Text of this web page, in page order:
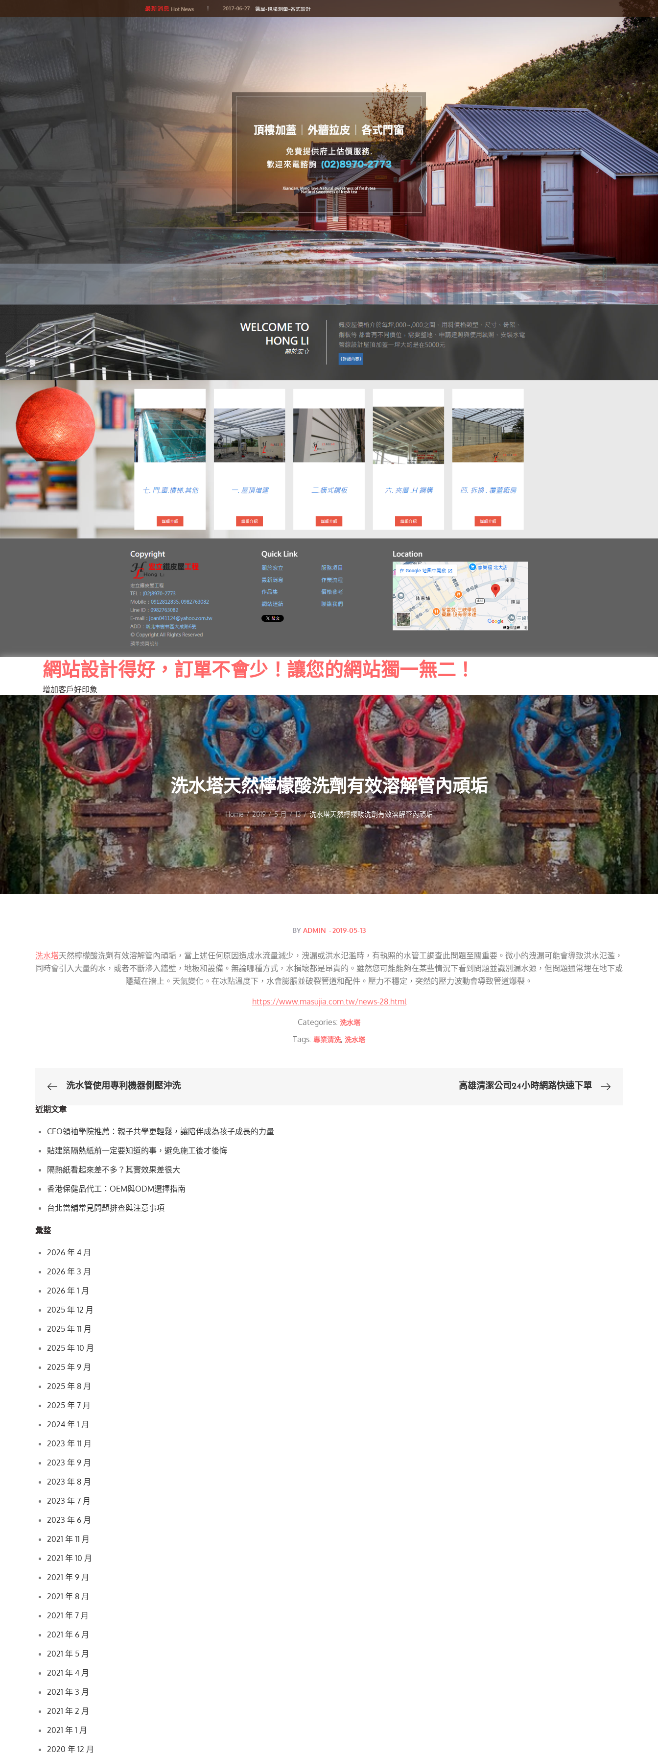
Skip
to
網站設計得好，訂單不會少！讓您的網站獨一無二！
增加客戶好印象
洗水塔天然檸檬酸洗劑有效溶解管內頑垢
Home 2019 5 月 13 洗水塔天然檸檬酸洗劑有效溶解管內頑垢
BY ADMIN Posted
2019-05-13
洗水塔天然檸檬酸洗劑有效溶解管內頑垢‎，當上述任何原因造成水流量減少，洩漏或洪水氾濫時，有執照的水管工調查此問題至關重要。微小的洩漏可能會導致洪水氾濫，
同時會引入大量的水，或者不斷滲入牆壁，地板和設備。無論哪種方式，水損壞都是昂貴的。雖然您可能能夠在某些情況下看到問題並識別漏水源，但問題通常埋在地下或
隱藏在牆上。天氣變化。在冰點溫度下，水會膨脹並破裂管道和配件。壓力不穩定，突然的壓力波動會導致管道爆裂。
https://www.masujia.com.tw/news-28.html
Categories: 洗水塔
Tags: 專業清洗, 洗水塔
文
章
導
覽
洗水管使用專利機器側壓沖洗 高雄清潔公司24小時網路快速下單
近期文章
CEO領袖學院推薦：親子共學更輕鬆，讓陪伴成為孩子成長的力量
貼建築隔熱紙前一定要知道的事，避免施工後才後悔
隔熱紙看起來差不多？其實效果差很大
香港保健品代工：OEM與ODM選擇指南
台北當舖常見問題排查與注意事項
彙整
2026 年 4 月
2026 年 3 月
2026 年 1 月
2025 年 12 月
2025 年 11 月
2025 年 10 月
2025 年 9 月
2025 年 8 月
2025 年 7 月
2024 年 1 月
2023 年 11 月
2023 年 9 月
2023 年 8 月
2023 年 7 月
2023 年 6 月
2021 年 11 月
2021 年 10 月
2021 年 9 月
2021 年 8 月
2021 年 7 月
2021 年 6 月
2021 年 5 月
2021 年 4 月
2021 年 3 月
2021 年 2 月
2021 年 1 月
2020 年 12 月